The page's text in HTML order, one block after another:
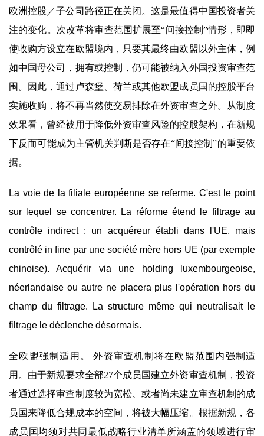
欧洲控股／子公司路径正在关闭。这是最值得中国投资者关
注的变化。次改革将审查范围扩展至“间接控制”情形，即即
使收购方设立在欧盟境内，只要其最终由欧盟以外主体，例
如中国母公司，拥有或控制，仍可能被纳入外国投资审查范
围。因此，通过卢森堡、荷兰或其他欧盟成员国的控股平台
实施收购，将不再当然使交易排除在外资审查之外。从制度
效果看，曾经被用于降低外资审查风险的控股架构，在新规
下反而可能成为主管机关判断是否存在“间接控制”的重要依
据。
La voie de la filiale européenne se referme. C'est le point
sur lequel se concentrer. La réforme étend le filtrage au
contrôle indirect : un acquéreur établi dans l'UE, mais
contrôlé in fine par une société mère hors UE (par exemple
chinoise). Acquérir via une holding luxembourgeoise,
néerlandaise ou autre ne placera plus l'opération hors du
champ du filtrage. La structure même qui neutralisait le
filtrage le déclenche désormais.
全欧盟强制适用。 外资审查机制将在欧盟范围内强制适
用。由于新规要求全部27个成员国建立外资审查机制，投资
者通过选择审查制度较为宽松、或者尚未建立审查机制的成
员国来降低合规成本的空间，将被大幅压缩。根据新规，各
成员国均须对共同最低战略行业清单所涵盖的领域进行审